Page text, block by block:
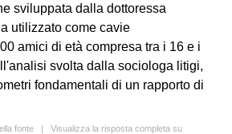
sviluppata dalla dottoressa
utilizzato come cavie
amici di età compresa tra i 16 e i
svolta dalla sociologa litigi,
fondamentali di un rapporto di
fonte | Visualizza la risposta completa su